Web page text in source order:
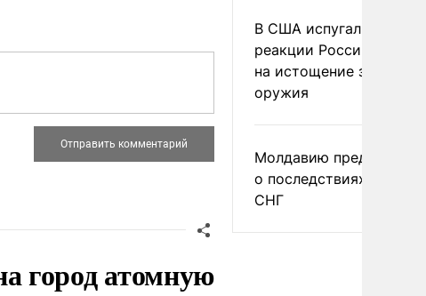
город атомную
В США испугались
реакции России и
на истощение запасов
оружия
Молдавию
о последствиях выхода
СНГ